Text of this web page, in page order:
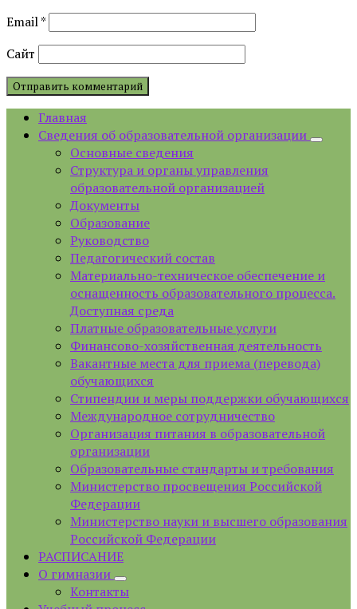
Email*
Сайт
Главная
Сведения об образовательной организации
Основные сведения
Структура и органы управления
образовательной организацией
Документы
Образование
Руководство
Педагогический состав
Материально-техническое обеспечение и
оснащенность образовательного процесса.
Доступная среда
Платные образовательные услуги
Финансово-хозяйственная деятельность
Вакантные места для приема (перевода)
обучающихся
Стипендии и меры поддержки обучающихся
Международное сотрудничество
Организация питания в образовательной
организации
Образовательные стандарты и требования
Министерство просвещения Российской
Федерации
Министерство науки и высшего образования
Российской Федерации
РАСПИСАНИЕ
О гимназии
Контакты